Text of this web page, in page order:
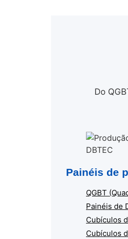
Do
Painéis de
QGBT
Painéis de
Cubículos
Cubículos